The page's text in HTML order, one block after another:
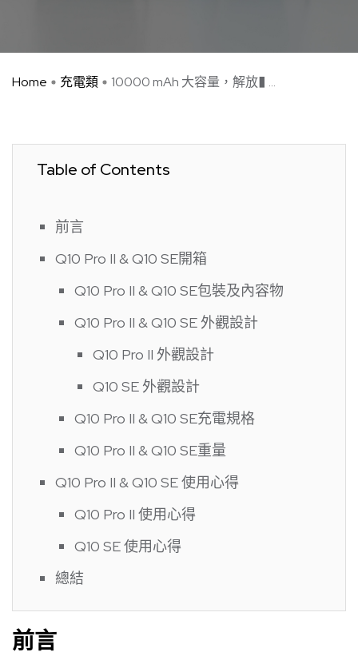
Home 充電類 10000 mAh 大容量，解放� ...
Table of Contents
前言
Q10 Pro II & Q10 SE開箱
Q10 Pro II & Q10 SE包裝及內容物
Q10 Pro II & Q10 SE 外觀設計
Q10 Pro II 外觀設計
Q10 SE 外觀設計
Q10 Pro II & Q10 SE充電規格
Q10 Pro II & Q10 SE重量
Q10 Pro II & Q10 SE 使用心得
Q10 Pro II 使用心得
Q10 SE 使用心得
總結
前言